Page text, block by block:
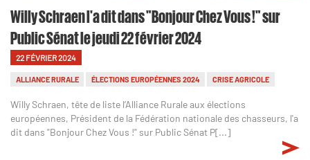
Willy Schraen l'a dit dans "Bonjour Chez Vous !" sur
Public Sénat le jeudi 22 février 2024
22 FÉVRIER 2024
ALLIANCE RURALE ÉLECTIONS EUROPÉENNES 2024 CRISE AGRICOLE
Willy Schraen, tête de liste l’Alliance Rurale aux élections
européennes, Président de la Fédération nationale des chasseurs, l'a
dit dans "Bonjour Chez Vous !" sur Public Sénat P[...]